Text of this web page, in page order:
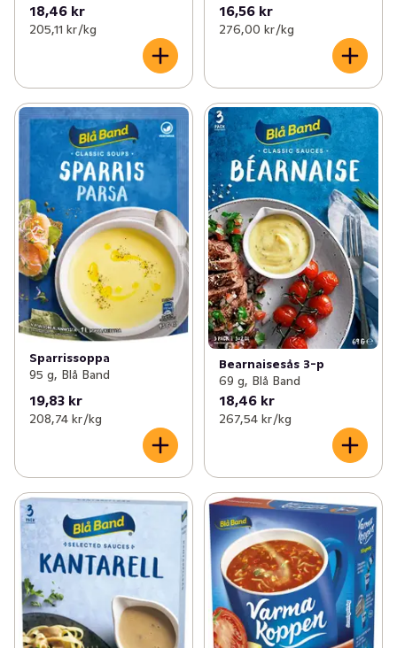
18,46 kr
205,11 kr /kg
16,56 kr
276,00 kr /kg
Sparrissoppa
95 g, Blå Band
19,83 kr
208,74 kr /kg
Bearnaisesås 3-p
69 g, Blå Band
18,46 kr
267,54 kr /kg